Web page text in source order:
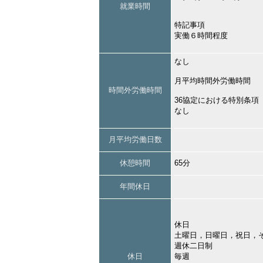
就業時間
特記事項
実働６時間程度
時間外労働時間
なし
月平均時間外労働時間
36協定における特別条項
なし
月平均労働日数
休憩時間 65分
年間休日
休日
休日
土曜日，日曜日，祝日，
週休二日制
毎週